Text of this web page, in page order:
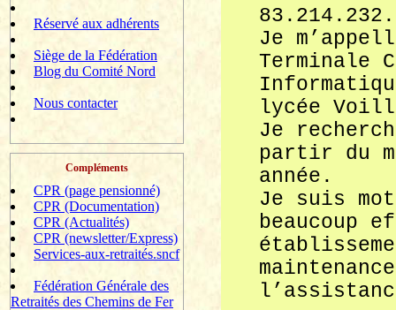
Réservé aux adhérents
Siège de la Fédération
Blog du Comité Nord
Nous contacter
Compléments
CPR (page pensionné)
CPR (Documentation)
CPR (Actualités)
CPR (newsletter/Express)
Services-aux-retraités.sncf
Fédération Générale des
Retraités des Chemins de Fer
Je
Terminale
lycée
Je
partir du
année.
Je suis
beaucoup